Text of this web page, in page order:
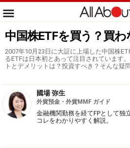
中国株ETFを買う？買わ
2007年10月23日に大証に上場した中国株
るETFは日本初とあって注目されています
トとデメリットは？投資すべき？そんな疑
國場 弥生
外貨預金・外貨MMF ガイド
金融機関勤務を経てFPとして独
コレをわかりやすく解説。